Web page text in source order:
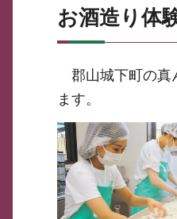
お酒造り体
郡山城下町の真
ます。